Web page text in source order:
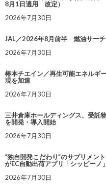
8月1日適用 改定）
2026年7月30日
JAL／2026年8月前半 燃油サーチ
2026年7月30日
椿本チエイン／再生可能エネルギ
現を加速
2026年7月30日
三井倉庫ホールディングス、受託
を開発・導入開始
2026年7月30日
“独自開発こだわり”のサプリメン
がEC自動出荷アプリ「シッピーノ
2026年7月30日